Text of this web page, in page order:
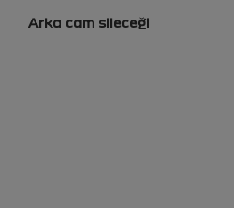
Arka cam sileceği